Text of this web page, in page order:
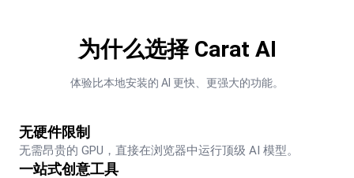
为什么选择 Carat AI
体验比本地安装的 AI 更快、更强大的功能。
无硬件限制
无需昂贵的 GPU，直接在浏览器中运行顶级 AI 模型。
一站式创意工具